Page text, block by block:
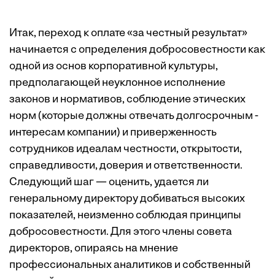
Итак, переход к оплате «за честный результат»
начинается с определения добросовестности как
одной из основ корпоративной культуры,
предполагающей неуклонное исполнение
законов и нормативов, соблюдение этических
норм (которые должны отвечать долгосрочным ­
интересам компании) и приверженность
сотрудников идеалам честности, открытости,
справедливости, доверия и ответственности.
Следующий шаг — оценить, удается ли
генеральному директору добиваться высоких
показателей, неизменно соблюдая принципы
добросовест­ности. Для этого члены совета
директоров, опираясь на мнение
профессиональных аналитиков и собственный